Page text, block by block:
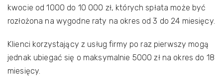
kwocie od 1000 do 10 000 zł, których spłata może być
rozłożona na wygodne raty na okres od 3 do 24 miesięcy.
Klienci korzystający z usług firmy po raz pierwszy mogą
jednak ubiegać się o maksymalnie 5000 zł na okres do 18
miesięcy.